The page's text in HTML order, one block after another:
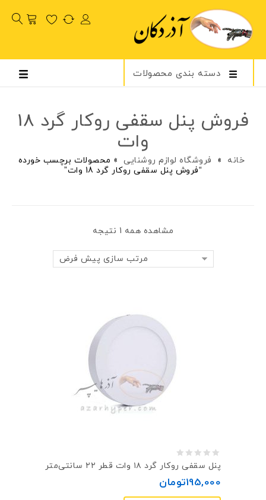
دسته بندی محصولات
فروش پنل سقفی روکار گرد 18
وات
خانه » فروشگاه لوازم روشنایی » محصولات برچسب خورده
“فروش پنل سقفی روکار گرد 18 وات”
مشاهده همه 1 نتیجه
مرتب سازی پیش فرض
پنل سقفی روکار گرد ۱۸ وات قطر ۲۲ سانتی‌متر
195,000تومان